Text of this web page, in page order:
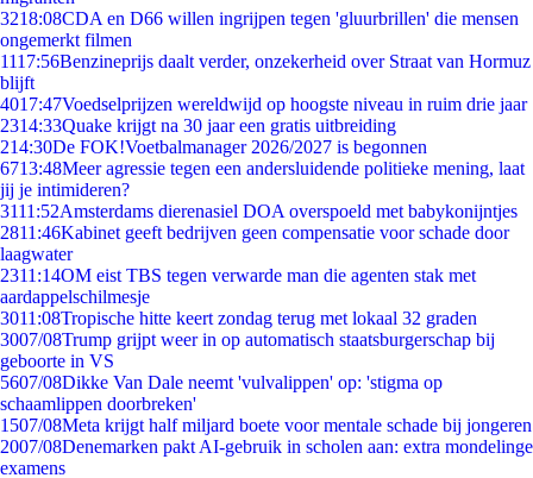
3218:08CDA en D66 willen ingrijpen tegen 'gluurbrillen' die mensen
ongemerkt filmen
1117:56Benzineprijs daalt verder, onzekerheid over Straat van Hormuz
blijft
4017:47Voedselprijzen wereldwijd op hoogste niveau in ruim drie jaar
2314:33Quake krijgt na 30 jaar een gratis uitbreiding
214:30De FOK!Voetbalmanager 2026/2027 is begonnen
6713:48Meer agressie tegen een andersluidende politieke mening, laat
jij je intimideren?
3111:52Amsterdams dierenasiel DOA overspoeld met babykonijntjes
2811:46Kabinet geeft bedrijven geen compensatie voor schade door
laagwater
2311:14OM eist TBS tegen verwarde man die agenten stak met
aardappelschilmesje
3011:08Tropische hitte keert zondag terug met lokaal 32 graden
3007/08Trump grijpt weer in op automatisch staatsburgerschap bij
geboorte in VS
5607/08Dikke Van Dale neemt 'vulvalippen' op: 'stigma op
schaamlippen doorbreken'
1507/08Meta krijgt half miljard boete voor mentale schade bij jongeren
2007/08Denemarken pakt AI-gebruik in scholen aan: extra mondelinge
examens